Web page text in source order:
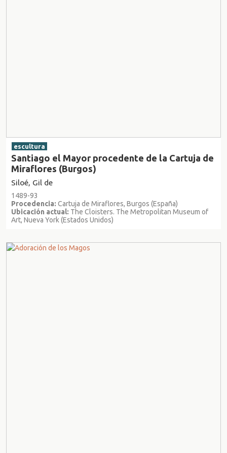
escultura
Santiago el Mayor procedente de la Cartuja de
Miraflores (Burgos)
Siloé, Gil de
1489-93
Procedencia: Cartuja de Miraflores, Burgos (España)
Ubicación actual: The Cloisters. The Metropolitan Museum of
Art, Nueva York (Estados Unidos)